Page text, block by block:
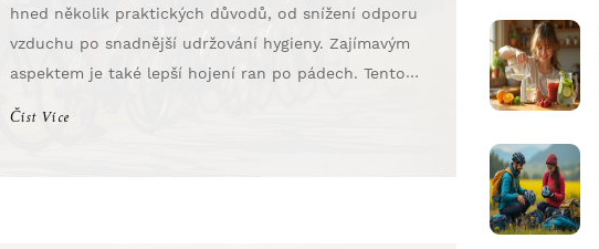
hned několik praktických důvodů, od snížení odporu
vzduchu po snadnější udržování hygieny. Zajímavým
aspektem je také lepší hojení ran po pádech. Tento
Číst Více